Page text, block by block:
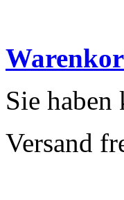
Sie
Versand